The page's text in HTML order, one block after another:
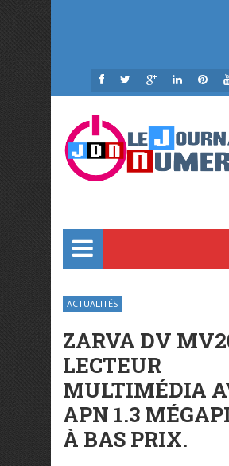
ACTUALITÉS
ZARVA DV
LECTEUR
MULTIMÉDIA
APN 1.3
À BAS PRIX.